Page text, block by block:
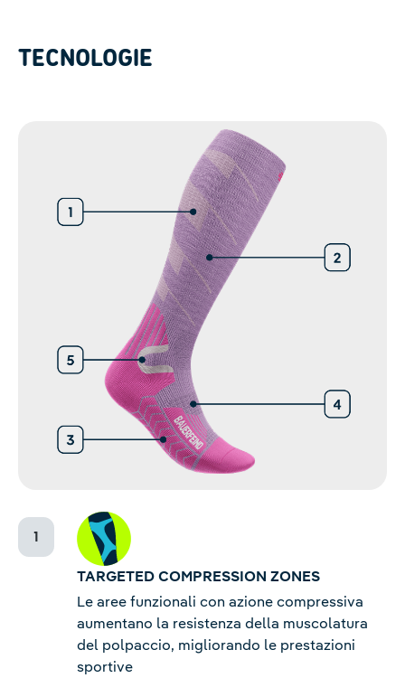
TECNOLOGIE
TARGETED COMPRESSION ZONES
Le aree funzionali con azione compressiva
aumentano la resistenza della muscolatura
del polpaccio, migliorando le prestazioni
sportive